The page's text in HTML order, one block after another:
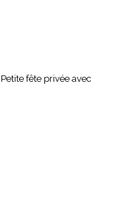
fête privée avec